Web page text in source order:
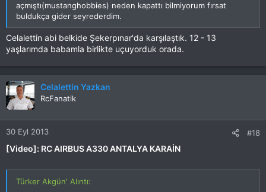
açmıştı(mustanghobbies) neden kapattı bilmiyorum fırsat
buldukça gider seyrederdim.
Celalettin abi belkide Şekerpınar'da karşılaştık. 12 - 13
yaşlarımda babamla birlikte uçuyorduk orada.
Celalettin Yazkan
RcFanatik
30 Eyl 2013 #18
[Video]: RC AIRBUS A330 ANTALYA KARAİN
Türker Akgün' Alıntı: